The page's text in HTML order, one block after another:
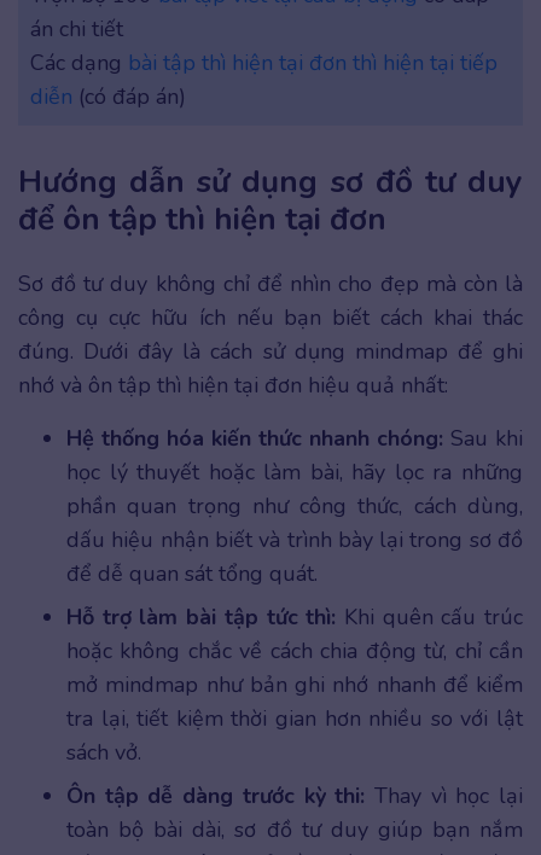
án chi tiết
Các dạng bài tập thì hiện tại đơn thì hiện tại tiếp
diễn (có đáp án)
Hướng dẫn sử dụng sơ đồ tư duy
để ôn tập thì hiện tại đơn
Sơ đồ tư duy không chỉ để nhìn cho đẹp mà còn là
công cụ cực hữu ích nếu bạn biết cách khai thác
đúng. Dưới đây là cách sử dụng mindmap để ghi
nhớ và ôn tập thì hiện tại đơn hiệu quả nhất:
Hệ thống hóa kiến thức nhanh chóng: Sau khi
học lý thuyết hoặc làm bài, hãy lọc ra những
phần quan trọng như công thức, cách dùng,
dấu hiệu nhận biết và trình bày lại trong sơ đồ
để dễ quan sát tổng quát.
Hỗ trợ làm bài tập tức thì: Khi quên cấu trúc
hoặc không chắc về cách chia động từ, chỉ cần
mở mindmap như bản ghi nhớ nhanh để kiểm
tra lại, tiết kiệm thời gian hơn nhiều so với lật
sách vở.
Ôn tập dễ dàng trước kỳ thi: Thay vì học lại
toàn bộ bài dài, sơ đồ tư duy giúp bạn nắm